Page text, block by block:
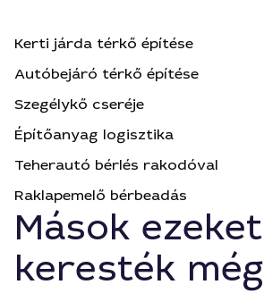
Kerti járda térkő építése
Autóbejáró térkő építése
Szegélykő cseréje
Építőanyag logisztika
Teherautó bérlés rakodóval
Raklapemelő bérbeadás
Mások ezeket
keresték még